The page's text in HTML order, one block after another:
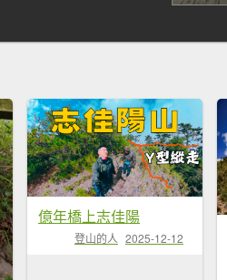
億年橋上志佳陽
登山的人 2025-12-12